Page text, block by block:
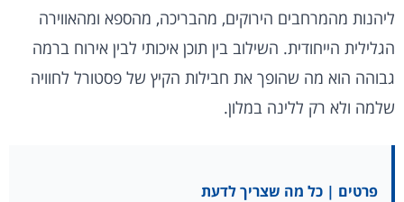
ליהנות מהמרחבים הירוקים, מהבריכה, מהספא ומהאווירה
הגלילית הייחודית. השילוב בין תוכן איכותי לבין אירוח ברמה
גבוהה הוא מה שהופך את חבילות הקיץ של פסטורל לחוויה
שלמה ולא רק ללינה במלון.
פרטים | כל מה שצריך לדעת